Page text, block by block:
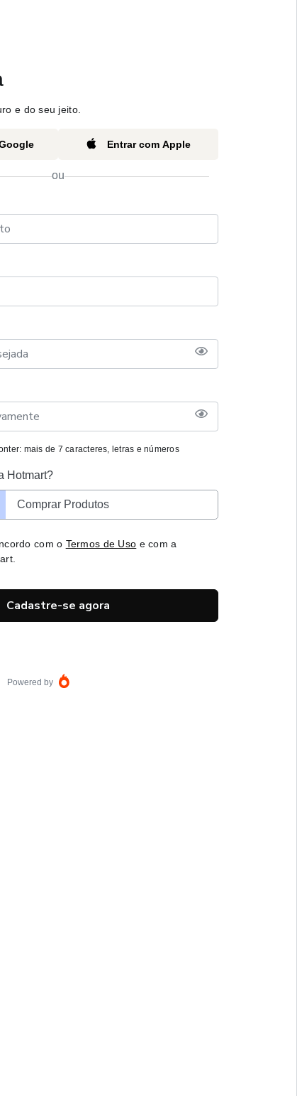
e do seu jeito.
Entrar com Apple
ou
mais de 7 caracteres, letras e números
Hotmart?
Comprar Produtos
com o Termos de Uso e com a
Cadastre-se agora
Powered by